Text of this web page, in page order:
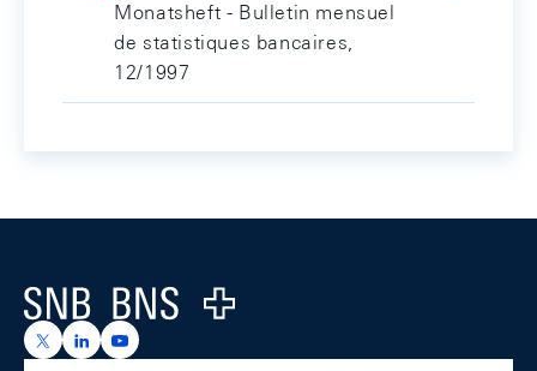
Monatsheft - Bulletin mensuel
de statistiques bancaires,
12/1997
Logo
https://x.com/snb_bns
https://ch.linkedin.com/company/swiss-national-
https://www.youtube.com/@swissnationalbank